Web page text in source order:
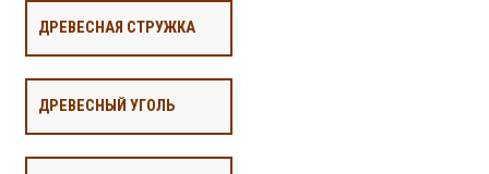
ДРЕВЕСНАЯ СТРУЖКА
ДРЕВЕСНЫЙ УГОЛЬ